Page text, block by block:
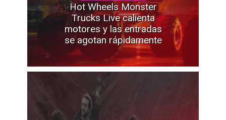
Hot Wheels Monster
Trucks Live calienta
motores y las entradas
se agotan rápidamente